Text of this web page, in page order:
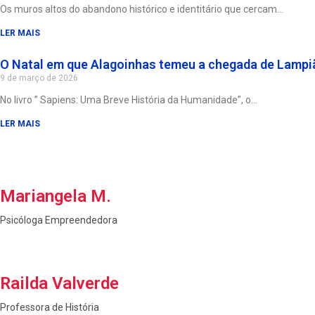
Os muros altos do abandono histórico e identitário que cercam
LER MAIS
O Natal em que Alagoinhas temeu a chegada de
9 de março de 2026
No livro ” Sapiens: Uma Breve História da Humanidade”, o
LER MAIS
Mariangela M.
Psicóloga Empreendedora
Railda Valverde
Professora de História